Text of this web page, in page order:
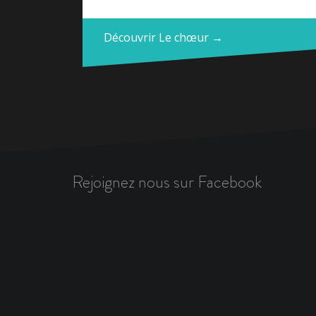
Découvrir Le chœur →
Rejoignez nous sur Facebook